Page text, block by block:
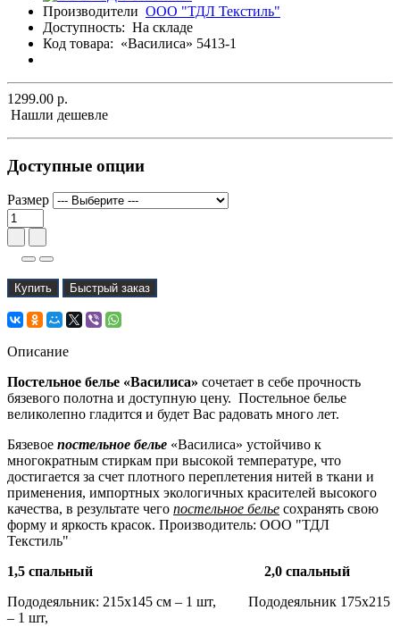
Производители ООО "ТДЛ Текстиль"
Доступность: На складе
Код товара: «Василиса» 5413-1
1299.00 р.
Нашли дешевле
Доступные опции
Размер
Купить Быстрый заказ
Описание
Постельное белье «Василиса» сочетает в себе прочность
бязевого полотна и доступную цену. Постельное белье
великолепно гладится и будет Вас радовать много лет.
Бязевое постельное белье «Василиса» устойчиво к
многократным стиркам при высокой температуре, что
достигается за счет плотного переплетения нитей в ткани и
применения, импортных экологичных красителей высокого
качества, в результате чего постельное белье сохранять свою
форму и яркость красок. Производитель: ООО "ТДЛ
Текстиль"
1,5 спальный 2,0 спальный
Пододеяльник: 215х145 см – 1 шт, Пододеяльник 175х215
– 1 шт,